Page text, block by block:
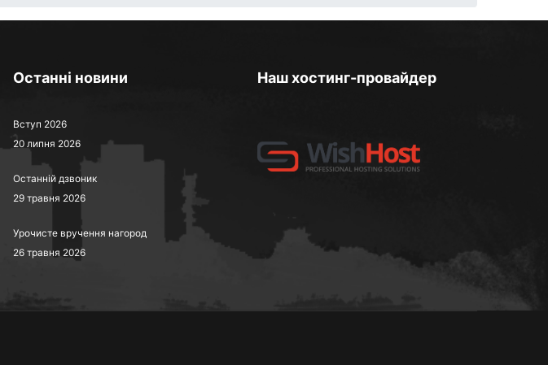
Останні новини
Вступ 2026
20 липня 2026
Останній дзвоник
29 травня 2026
Урочисте вручення нагород
26 травня 2026
Наш хостинг-провайдер